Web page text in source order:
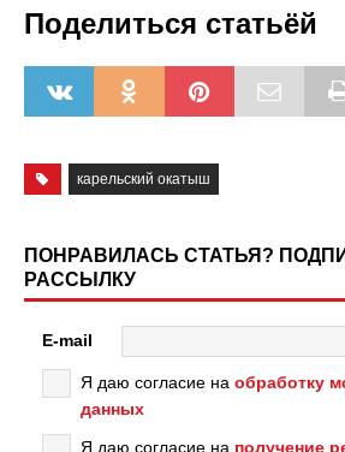
Поделиться статьёй
карельский окатыш
ПОНРАВИЛАСЬ СТАТЬЯ?
РАССЫЛКУ
E-mail
Я даю согласие на обработку
данных
Я даю согласие на получение